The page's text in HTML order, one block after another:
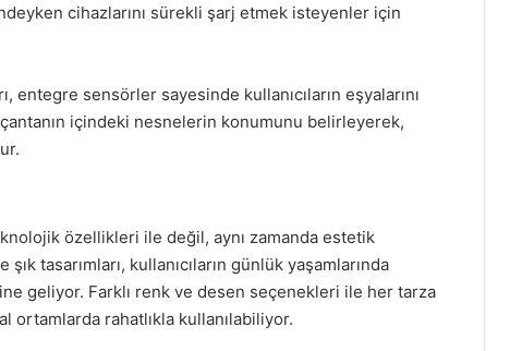
cihazlarını sürekli şarj etmek isteyenler için
entegre sensörler sayesinde kullanıcıların eşyalarını
içindeki nesnelerin konumunu belirleyerek,
özellikleri ile değil, aynı zamanda estetik
tasarımları, kullanıcıların günlük yaşamlarında
geliyor. Farklı renk ve desen seçenekleri ile her tarza
ortamlarda rahatlıkla kullanılabiliyor.